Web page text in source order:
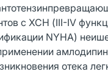
с ХСН (III-IV
NYHA)
отека